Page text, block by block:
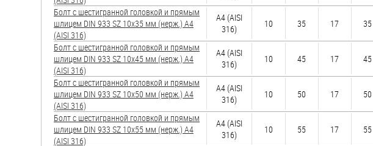
Болт с шестигранной головкой и прямым
шлицем DIN 933 SZ 10х35 мм (нерж.) A4
(AISI 316)
A4 (AISI
316)
10 35 17 35
Болт с шестигранной головкой и прямым
шлицем DIN 933 SZ 10х45 мм (нерж.) A4
(AISI 316)
A4 (AISI
316)
10 45 17 45
Болт с шестигранной головкой и прямым
шлицем DIN 933 SZ 10х50 мм (нерж.) A4
(AISI 316)
A4 (AISI
316)
10 50 17 50
Болт с шестигранной головкой и прямым
шлицем DIN 933 SZ 10х55 мм (нерж.) A4
(AISI 316)
A4 (AISI
316)
10 55 17 55